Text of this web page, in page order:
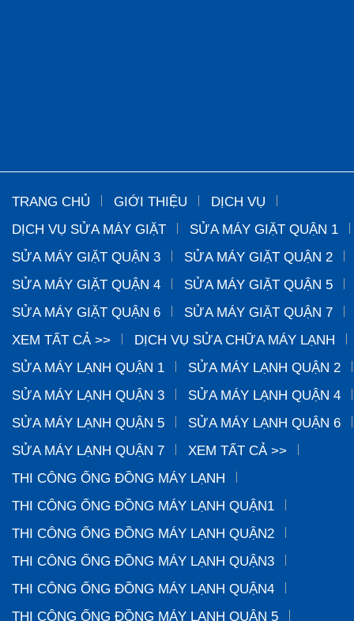
TRANG CHỦ GIỚI THIỆU
DỊCH VỤ
DỊCH VỤ SỬA MÁY GIẶT
SỬA MÁY GIẶT QUẬN 1
SỬA MÁY GIẶT QUẬN 3
SỬA MÁY GIẶT QUẬN 2
SỬA MÁY GIẶT QUẬN 4
SỬA MÁY GIẶT QUẬN 5
SỬA MÁY GIẶT QUẬN 6
SỬA MÁY GIẶT QUẬN 7
XEM TẤT CẢ >>
DỊCH VỤ SỬA CHỮA MÁY LẠNH
SỬA MÁY LẠNH QUẬN 1
SỬA MÁY LẠNH QUẬN 2
SỬA MÁY LẠNH QUẬN 3
SỬA MÁY LẠNH QUẬN 4
SỬA MÁY LẠNH QUẬN 5
SỬA MÁY LẠNH QUẬN 6
SỬA MÁY LẠNH QUẬN 7
XEM TẤT CẢ >>
THI CÔNG ỐNG ĐỒNG MÁY LẠNH
THI CÔNG ỐNG ĐỒNG MÁY LẠNH QUẬN1
THI CÔNG ỐNG ĐỒNG MÁY LẠNH QUẬN2
THI CÔNG ỐNG ĐỒNG MÁY LẠNH QUẬN3
THI CÔNG ỐNG ĐỒNG MÁY LẠNH QUẬN4
THI CÔNG ỐNG ĐỒNG MÁY LẠNH QUẬN 5